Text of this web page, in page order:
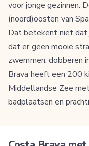
voor jonge gezinnen.
(noord)oosten van
Dat betekent niet dat
dat er geen mooie
zwemmen, dobberen
Brava heeft een 200
Middellandse Zee
badplaatsen en